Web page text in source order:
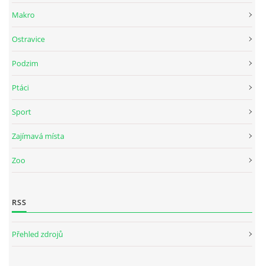
Makro
Ostravice
Podzim
Ptáci
Sport
Zajímavá místa
Zoo
RSS
Přehled zdrojů